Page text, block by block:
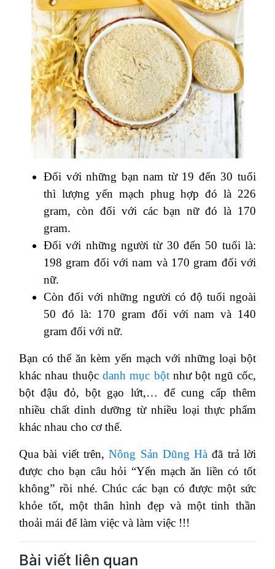
Đối với những bạn nam từ 19 đến 30 tuổi
thì lượng yến mạch phug hợp đó là 226
gram, còn đối với các bạn nữ đó là 170
gram.
Đối với những người từ 30 đến 50 tuổi là:
198 gram đối với nam và 170 gram đối với
nữ.
Còn đối với những người có độ tuổi ngoài
50 đó là: 170 gram đối với nam và 140
gram đối với nữ.
Bạn có thể ăn kèm yến mạch với những loại bột
khác nhau thuộc danh mục bộtnhư bột ngũ cốc,
bột đậu đỏ, bột gạo lứt,… để cung cấp thêm
nhiều chất dinh dưỡng từ nhiều loại thực phẩm
khác nhau cho cơ thể.
Qua bài viết trên,Nông Sản Dũng Hà đã trả lời
được cho bạn câu hỏi “Yến mạch ăn liền có tốt
không” rồi nhé. Chúc các bạn có được một sức
khỏe tốt, một thân hình đẹp và một tinh thần
thoải mái để làm việc và làm việc !!!
Bài viết liên quan